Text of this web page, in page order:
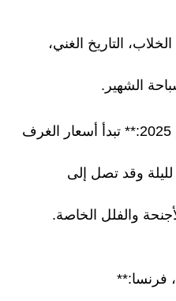
التاريخ الغني،
الشهير.
* **تقدير الأسعار لعام 2025:** تبدأ أسعار الغرف
يورو** لليلة وقد تصل إلى